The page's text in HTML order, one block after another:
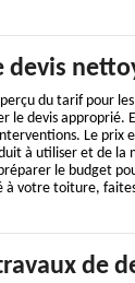
devis
du tarif pour
le devis approprié.
Le prix
à utiliser et de la
le budget
à votre toiture,
de